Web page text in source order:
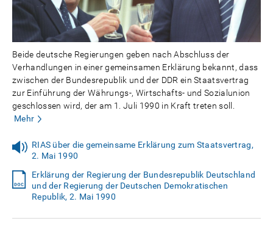
Beide deutsche Regierungen geben nach Abschluss der
Verhandlungen in einer gemeinsamen Erklärung bekannt, dass
zwischen der Bundesrepublik und der DDR ein Staatsvertrag
zur Einführung der Währungs-, Wirtschafts- und Sozialunion
geschlossen wird, der am 1. Juli 1990 in Kraft treten soll.
Mehr
RIAS über die gemeinsame Erklärung zum Staatsvertrag,
2. Mai 1990
Erklärung der Regierung der Bundesrepublik Deutschland
und der Regierung der Deutschen Demokratischen
Republik, 2. Mai 1990